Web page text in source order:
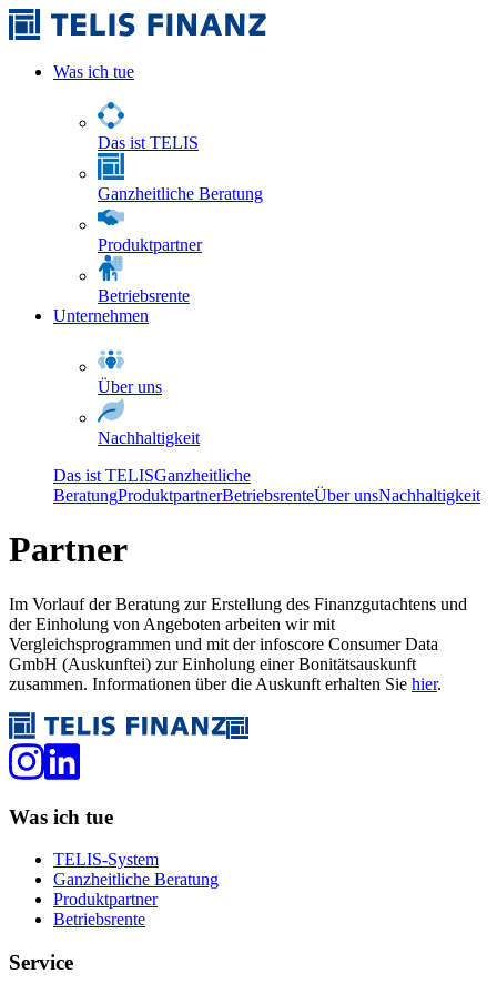
Was ich tue
Das ist TELIS
Ganzheitliche Beratung
Produktpartner
Betriebsrente
Unternehmen
Über uns
Nachhaltigkeit
Das ist TELISGanzheitliche
BeratungProduktpartnerBetriebsrenteÜber unsNachhaltigkeit
Partner
Im Vorlauf der Beratung zur Erstellung des Finanzgutachtens und
der Einholung von Angeboten arbeiten wir mit
Vergleichsprogrammen und mit der infoscore Consumer Data
GmbH (Auskunftei) zur Einholung einer Bonitätsauskunft
zusammen. Informationen über die Auskunft erhalten Sie hier.
Was ich tue
TELIS-System
Ganzheitliche Beratung
Produktpartner
Betriebsrente
Service